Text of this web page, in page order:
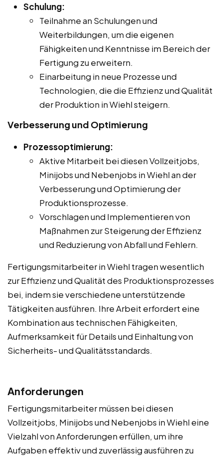
Schulung:
Teilnahme an Schulungen und
Weiterbildungen, um die eigenen
Fähigkeiten und Kenntnisse im Bereich der
Fertigung zu erweitern.
Einarbeitung in neue Prozesse und
Technologien, die die Effizienz und Qualität
der Produktion in Wiehl steigern.
Verbesserung und Optimierung
Prozessoptimierung:
Aktive Mitarbeit bei diesen Vollzeitjobs,
Minijobs und Nebenjobs in Wiehl an der
Verbesserung und Optimierung der
Produktionsprozesse.
Vorschlagen und Implementieren von
Maßnahmen zur Steigerung der Effizienz
und Reduzierung von Abfall und Fehlern.
Fertigungsmitarbeiter in Wiehl tragen wesentlich
zur Effizienz und Qualität des Produktionsprozesses
bei, indem sie verschiedene unterstützende
Tätigkeiten ausführen. Ihre Arbeit erfordert eine
Kombination aus technischen Fähigkeiten,
Aufmerksamkeit für Details und Einhaltung von
Sicherheits- und Qualitätsstandards.
Anforderungen
Fertigungsmitarbeiter müssen bei diesen
Vollzeitjobs, Minijobs und Nebenjobs in Wiehl eine
Vielzahl von Anforderungen erfüllen, um ihre
Aufgaben effektiv und zuverlässig ausführen zu